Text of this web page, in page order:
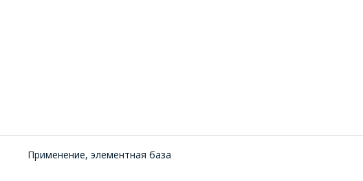
Применение, элементная база